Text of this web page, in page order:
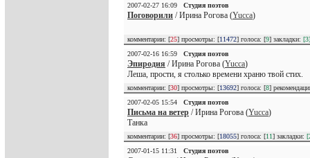
2007-02-27 16:09
Студия поэтов
Поговорили / Ирина Рогова (Yucca)
комментарии: [25] просмотры: [11472] голоса: [9] закладки: [3]
2007-02-16 16:59
Студия поэтов
Эпиродия / Ирина Рогова (Yucca)
Леша, прости, я столько времени храню твой стих.
комментарии: [30] просмотры: [13692] голоса: [8]
2007-02-05 15:54
Студия поэтов
Письма на ветер / Ирина Рогова (Yucca)
Танка
комментарии: [36] просмотры: [18055] голоса: [11] закладки:
2007-01-15 11:31
Студия поэтов